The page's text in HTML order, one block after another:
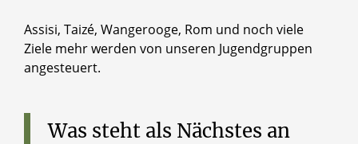
Assisi, Taizé, Wangerooge, Rom und noch viele
Ziele mehr werden von unseren Jugendgruppen
angesteuert.
Was steht als Nächstes an